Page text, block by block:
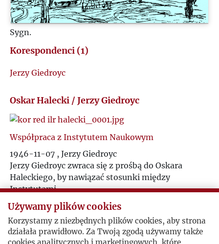
Ł
Ś
Sygn.
Korespondenci (1)
Jerzy Giedroyc
Oskar Halecki / Jerzy Giedroyc
Współpraca z Instytutem Naukowym
1946-11-07 , Jerzy Giedroyc
Jerzy Giedroyc zwraca się z prośbą do Oskara
Haleckiego, by nawiązać stosunki między
Instytutami.
Polski Insytut Naukowy w Ameryce odpowiada
Używamy plików cookies
Korzystamy z niezbędnych plików cookies, aby strona
działała prawidłowo. Za Twoją zgodą używamy także